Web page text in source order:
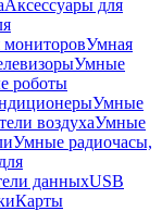
Аксессуары для
Умная
Умные
роботы
Умные
воздухаУмные
Умные радиочасы,
данныхUSB
Карты